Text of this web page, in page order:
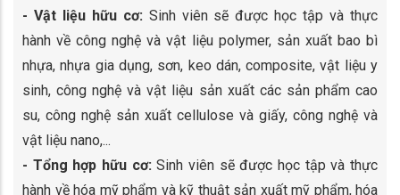
- Vật liệu hữu cơ: Sinh viên sẽ được học tập và thực
hành về công nghệ và vật liệu polymer, sản xuất bao bì
nhựa, nhựa gia dụng, sơn, keo dán, composite, vật liệu y
sinh, công nghệ và vật liệu sản xuất các sản phẩm cao
su, công nghệ sản xuất cellulose và giấy, công nghệ và
vật liệu nano,...
- Tổng hợp hữu cơ: Sinh viên sẽ được học tập và thực
hành về hóa mỹ phẩm và kỹ thuật sản xuất mỹ phẩm, hóa